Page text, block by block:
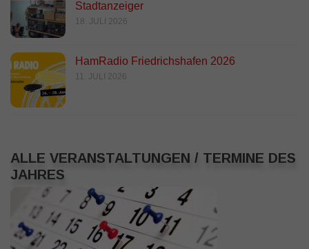
Stadtanzeiger
18. JULI 2026
HamRadio Friedrichshafen 2026
11. JULI 2026
ALLE VERANSTALTUNGEN / TERMINE DES
JAHRES